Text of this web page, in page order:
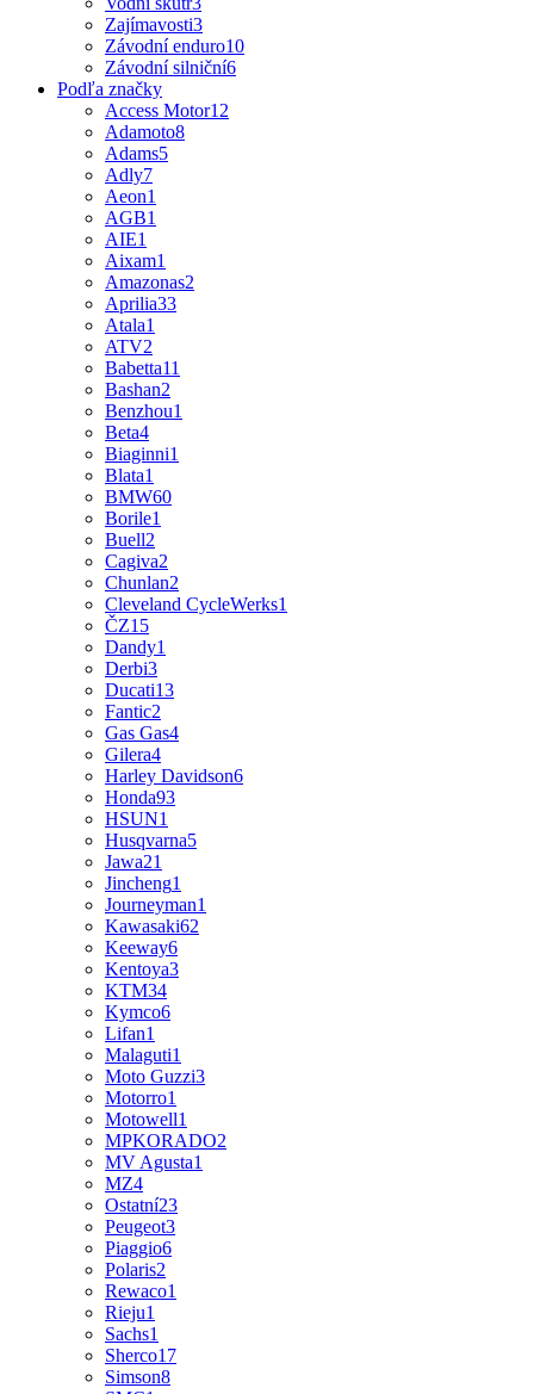
Zajímavosti3
Závodní enduro10
Závodní silniční6
Podľa značky
Access Motor12
Adamoto8
Adams5
Adly7
Aeon1
AGB1
AIE1
Aixam1
Amazonas2
Aprilia33
Atala1
ATV2
Babetta11
Bashan2
Benzhou1
Beta4
Biaginni1
Blata1
BMW60
Borile1
Buell2
Cagiva2
Chunlan2
Cleveland CycleWerks1
ČZ15
Dandy1
Derbi3
Ducati13
Fantic2
Gas Gas4
Gilera4
Harley Davidson6
Honda93
HSUN1
Husqvarna5
Jawa21
Jincheng1
Journeyman1
Kawasaki62
Keeway6
Kentoya3
KTM34
Kymco6
Lifan1
Malaguti1
Moto Guzzi3
Motorro1
Motowell1
MPKORADO2
MV Agusta1
MZ4
Ostatní23
Peugeot3
Piaggio6
Polaris2
Rewaco1
Rieju1
Sachs1
Sherco17
Simson8